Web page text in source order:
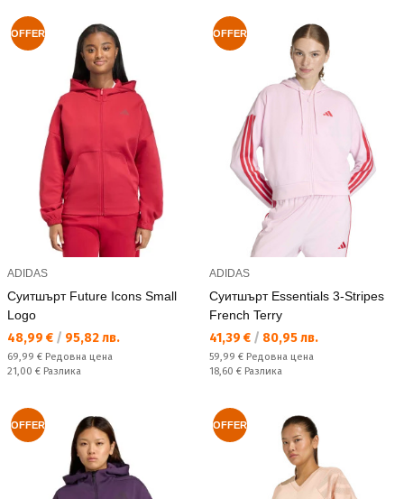
OFFER
ADIDAS
Суитшърт Future Icons Small
Logo
Текуща цена:
48,99 € / 95,82 лв.
Редовна цена:
69,99 € Редовна цена
Спестявате:
21,00 € Разлика
OFFER
ADIDAS
Суитшърт Essentials 3-Stripes
French Terry
Текуща цена:
41,39 € / 80,95 лв.
Редовна цена:
59,99 € Редовна цена
Спестявате:
18,60 € Разлика
OFFER OFFER